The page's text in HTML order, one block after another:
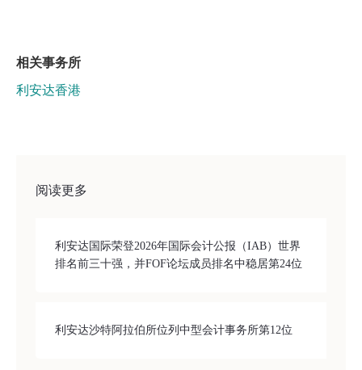
相关事务所
利安达香港
阅读更多
利安达国际荣登2026年国际会计公报（IAB）世界
排名前三十强，并FOF论坛成员排名中稳居第24位
利安达沙特阿拉伯所位列中型会计事务所第12位